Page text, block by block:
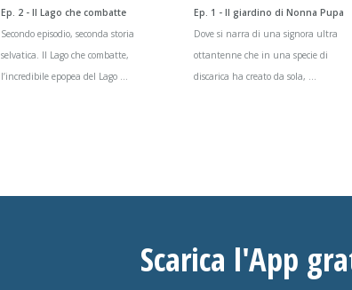
Ep. 2 - Il Lago che combatte
Secondo episodio, seconda storia
selvatica. Il Lago che combatte,
l’incredibile epopea del Lago ...
Ep. 1 - Il giardino di Nonna Pupa
Dove si narra di una signora ultra
ottantenne che in una specie di
discarica ha creato da sola, ...
Scarica l'App